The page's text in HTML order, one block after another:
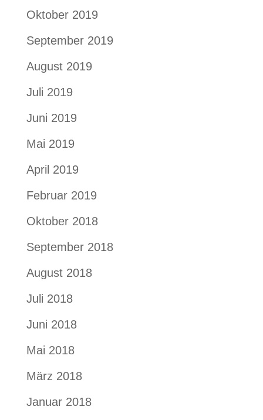
Oktober 2019
September 2019
August 2019
Juli 2019
Juni 2019
Mai 2019
April 2019
Februar 2019
Oktober 2018
September 2018
August 2018
Juli 2018
Juni 2018
Mai 2018
März 2018
Januar 2018